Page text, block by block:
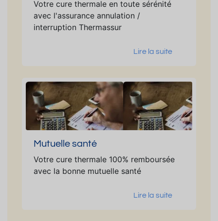
Votre cure thermale en toute sérénité
avec l'assurance annulation /
interruption Thermassur
Lire la suite
Mutuelle santé
Votre cure thermale 100% remboursée
avec la bonne mutuelle santé
Lire la suite